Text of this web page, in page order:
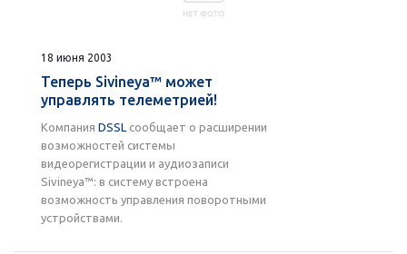
18 июня 2003
Теперь Sivineya™ может
управлять телеметрией!
Компания DSSL сообщает о расширении
возможностей системы
видеорегистрации и аудиозаписи
Sivineya™: в систему встроена
возможность управления поворотными
устройствами.